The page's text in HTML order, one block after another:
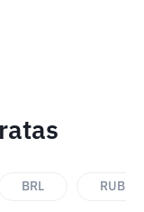
BRL RUB